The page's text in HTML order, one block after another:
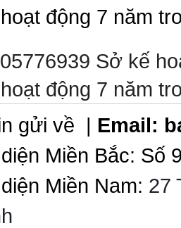
động 7 năm
Sở kế
động 7 năm
gửi về | Email:
Miền Bắc:
Miền Nam: 27